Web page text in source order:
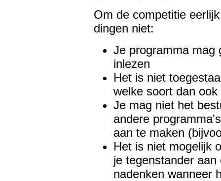
Om de competitie
dingen niet:
Je programma mag
inlezen
Het is niet
welke soort dan
Je mag niet het
andere
aan te maken
Het is niet mogelijk
je tegenstander
nadenken wanneer